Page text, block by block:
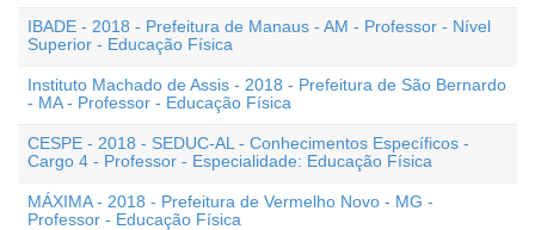
IBADE - 2018 - Prefeitura de Manaus - AM - Professor - Nível
Superior - Educação Física
Instituto Machado de Assis - 2018 - Prefeitura de São Bernardo
- MA - Professor - Educação Física
CESPE - 2018 - SEDUC-AL - Conhecimentos Específicos -
Cargo 4 - Professor - Especialidade: Educação Física
MÁXIMA - 2018 - Prefeitura de Vermelho Novo - MG -
Professor - Educação Física